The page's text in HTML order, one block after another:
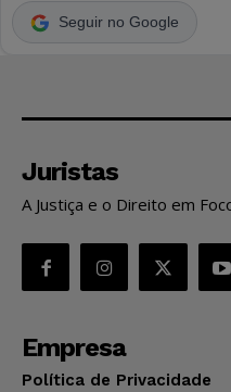
Seguir no Google
Juristas
A Justiça e o Direito em
Empresa
Política de Privacidade